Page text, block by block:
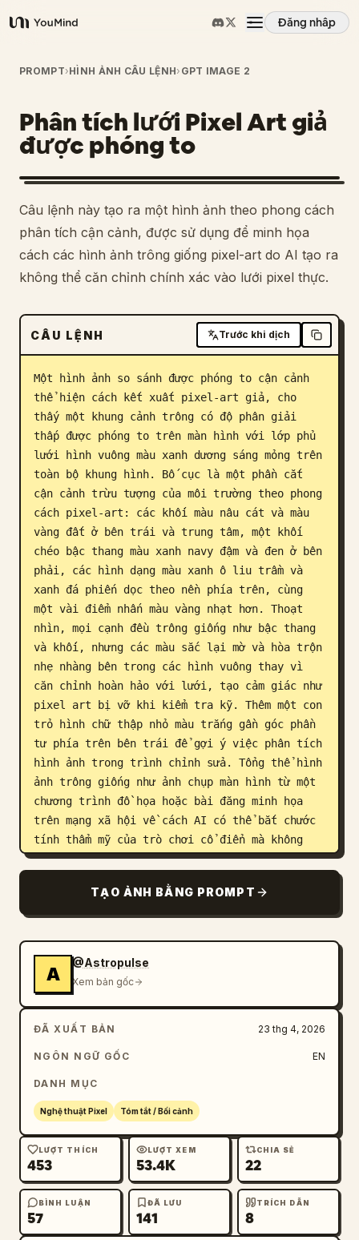
YouMind
Đăng nhập
Tổng quan
Các trường hợp sử dụng
Kỹ năng
Lời nhắc
Giá cả
Tải xuống
Blog
Cập nhật
PROMPT›HÌNH ẢNH CÂU LỆNH› GPT IMAGE 2
Phân tích lưới Pixel Art giả
được phóng to
Câu lệnh này tạo ra một hình ảnh theo phong cách
phân tích cận cảnh, được sử dụng để minh họa
cách các hình ảnh trông giống pixel-art do AI tạo ra
không thể căn chỉnh chính xác vào lưới pixel thực.
CÂU LỆNH Trước khi dịch
Một hình ảnh so sánh được phóng to cận cảnh
thể hiện cách kết xuất pixel-art giả, cho
thấy một khung cảnh trông có độ phân giải
thấp được phóng to trên màn hình với lớp phủ
lưới hình vuông màu xanh dương sáng mỏng trên
toàn bộ khung hình. Bố cục là một phần cắt
cận cảnh trừu tượng của môi trường theo phong
cách pixel-art: các khối màu nâu cát và màu
vàng đất ở bên trái và trung tâm, một khối
chéo bậc thang màu xanh navy đậm và đen ở bên
phải, các hình dạng màu xanh ô liu trầm và
xanh đá phiến dọc theo nền phía trên, cùng
một vài điểm nhấn màu vàng nhạt hơn. Thoạt
nhìn, mọi cạnh đều trông giống như bậc thang
và khối, nhưng các màu sắc lại mờ và hòa trộn
nhẹ nhàng bên trong các hình vuông thay vì
căn chỉnh hoàn hảo với lưới, tạo cảm giác như
pixel art bị vỡ khi kiểm tra kỹ. Thêm một con
trỏ hình chữ thập nhỏ màu trắng gần góc phần
tư phía trên bên trái để gợi ý việc phân tích
hình ảnh trong trình chỉnh sửa. Tổng thể hình
ảnh trông giống như ảnh chụp màn hình từ một
chương trình đồ họa hoặc bài đăng minh họa
trên mạng xã hội về cách AI có thể bắt chước
tính thẩm mỹ của trò chơi cổ điển mà không
tạo ra pixel art chuẩn lưới thực sự, không có
TẠO ẢNH BẰNG PROMPT
A
@Astropulse
Xem bản gốc
ĐÃ XUẤT BẢN 23 thg 4, 2026
NGÔN NGỮ GỐC EN
DANH MỤC
Nghệ thuật Pixel Tóm tắt / Bối cảnh
LƯỢT THÍCH
453
LƯỢT XEM
53.4K
CHIA SẺ
22
BÌNH LUẬN
57
ĐÃ LƯU
141
TRÍCH DẪN
8